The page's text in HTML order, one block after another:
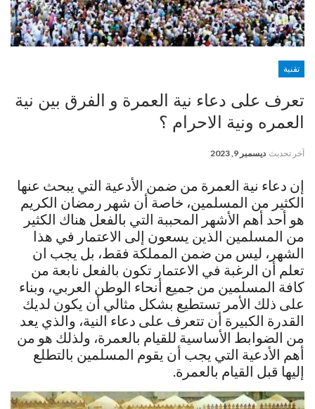
تقنية
تعرف على دعاء نية العمرة و الفرق بين نية
العمره ونية الاحرام ؟
آخر تحديث ديسمبر 9, 2023
إن دعاء نية العمرة من ضمن الأدعية التي يبحث عنها
الكثير من المسلمين، خاصة أن شهر رمضان الكريم
هو أحد أهم الأشهر المحببة التي بالفعل هناك الكثير
من المسلمين الذين يسعون إلى الاعتمار في هذا
الشهر، ليس من ضمن المملكة فقط، بل يجب ان
تعلم أن الرغبة في الاعتمار تكون بالفعل نابعة من
كافة المسلمين من جميع أنحاء الوطن العربي، وبناء
على ذلك الأمر تستطيع بشكل مثالي أن يكون لديك
القدرة الكبيرة أن تتعرف على دعاء النية، والذي يعد
من الضوابط الأساسية للقيام بالعمرة، ولذلك هو من
أهم الأدعية التي يجب أن يقوم المسلمين بالتطلع
إليها قبل القيام بالعمرة.